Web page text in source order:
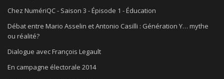
Chez NumériQC - Saison 3 - Épisode 1 - Éducation
Débat entre Mario Asselin et Antonio Casilli : Génération Y… mythe
ou réalité?
Dialogue avec François Legault
En campagne électorale 2014